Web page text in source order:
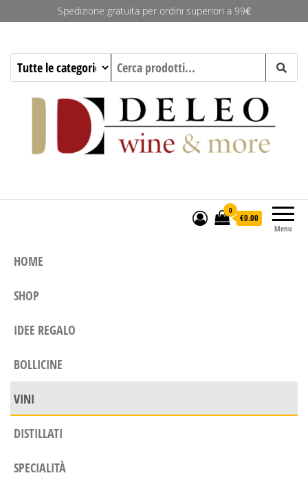
Spedizione gratuita per ordini superiori a 99€
Deleo Wine & More
Menu
0
€0.00
HOME
SHOP
IDEE REGALO
BOLLICINE
VINI
DISTILLATI
SPECIALITÀ